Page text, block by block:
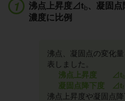
沸点上昇度⊿t b、凝固
濃度に比例
沸点、凝固点の変化
表しました。
沸点上昇度 ⊿t b
凝固点降下度 ⊿tf
沸点上昇度や凝固点